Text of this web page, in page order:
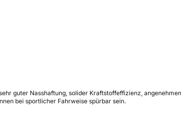
guter Nasshaftung, solider Kraftstoffeffizienz,
bei sportlicher Fahrweise spürbar sein.